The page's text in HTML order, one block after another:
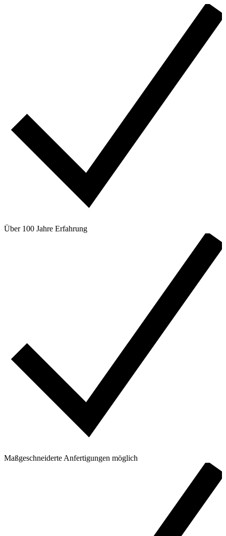
Über 100 Jahre Erfahrung
Maßgeschneiderte Anfertigungen möglich